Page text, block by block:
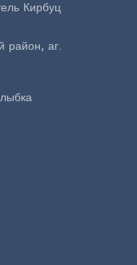
Кирбуц
район, аг.